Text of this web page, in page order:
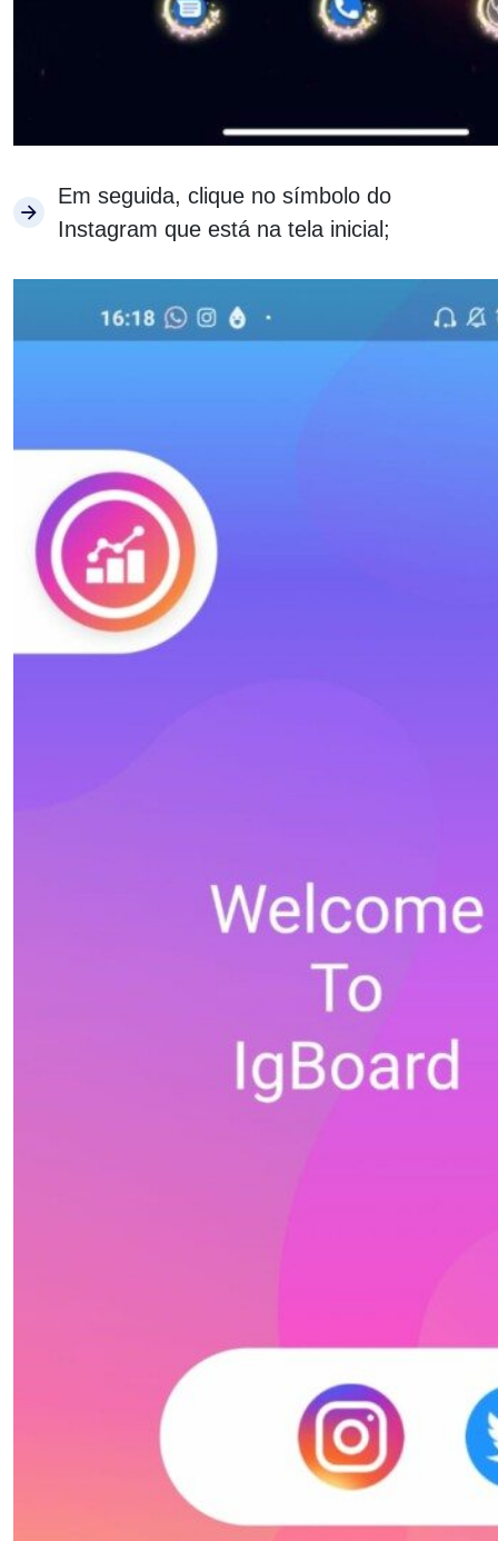
Em seguida, clique no símbolo do
Instagram que está na tela inicial;